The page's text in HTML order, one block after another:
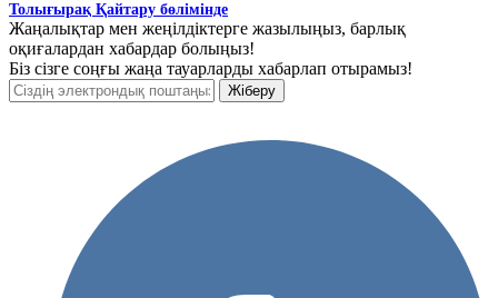
Толығырақ Қайтару бөлімінде
Жаңалықтар мен жеңілдіктерге жазылыңыз, барлық
оқиғалардан хабардар болыңыз!
Біз сізге соңғы жаңа тауарларды хабарлап отырамыз!